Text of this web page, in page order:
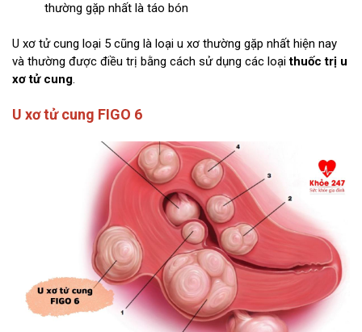
thường gặp nhất là táo bón
U xơ tử cung loại 5 cũng là loại u xơ thường gặp nhất hiện nay
và thường được điều trị bằng cách sử dụng các loạithuốc trị u
xơ tử cung
U xơ tử cung FIGO 6